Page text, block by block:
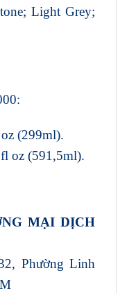
Light Grey;
(299ml).
oz (591,5ml).
MẠI DỊCH
Phường Linh